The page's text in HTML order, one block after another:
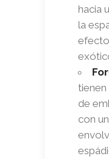
hacia
la
tienen
de
con